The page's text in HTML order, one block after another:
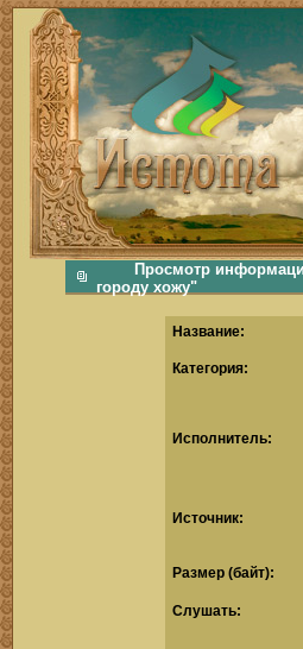
фольклорная музыка, фольклор хороводы бабушки русские народные песни послушать скачать
Просмотр информации
городу хожу"
Название:
Категория:
Исполнитель:
Источник:
Размер (байт):
Cлушать: